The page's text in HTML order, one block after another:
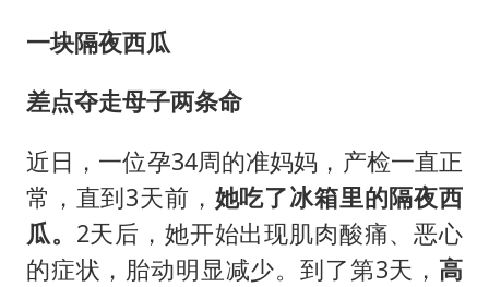
一块隔夜西瓜
差点夺走母子两条命
近日，一位孕34周的准妈妈，产检一直正
常，直到3天前， 她吃了冰箱里的隔夜西
瓜。 2天后，她开始出现肌肉酸痛、恶心
的症状，胎动明显减少。到了第3天， 高